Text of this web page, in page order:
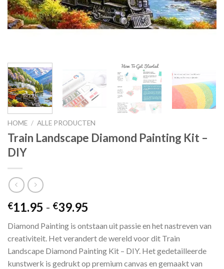
HOME / ALLE PRODUCTEN
Train Landscape Diamond Painting Kit –
DIY
€11.95 - €39.95
tot
€39.95
Diamond Painting is ontstaan ​​uit passie en het nastreven van
creativiteit. Het verandert de wereld voor dit Train
Landscape Diamond Painting Kit – DIY. Het gedetailleerde
kunstwerk is gedrukt op premium canvas en gemaakt van